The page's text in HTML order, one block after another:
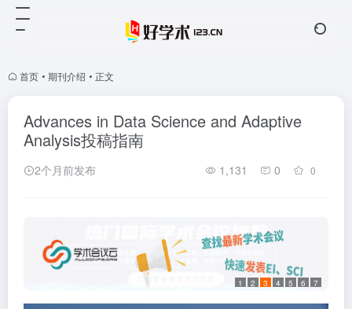
首页 • 期刊介绍 • 正文
Advances in Data Science and Adaptive
Analysis投稿指南
2个月前发布 1,131 0 0
1 2 3 4 5 6 7